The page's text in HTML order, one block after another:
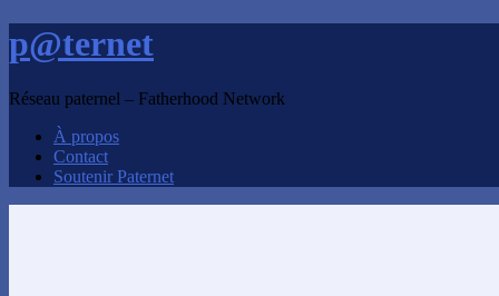
p@ternet
Réseau paternel – Fatherhood Network
À propos
Contact
Soutenir Paternet